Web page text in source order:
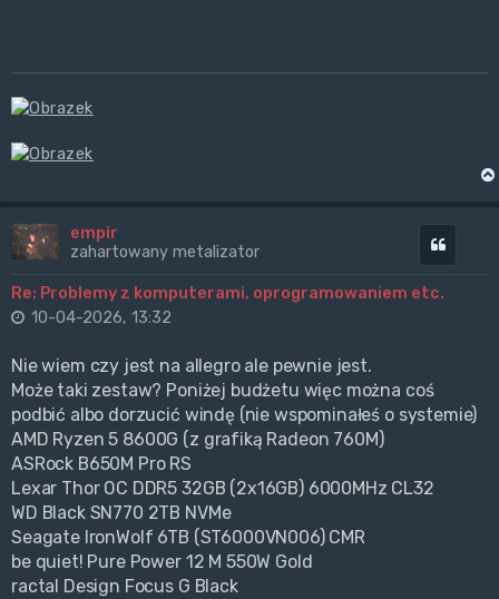
empir
zahartowany metalizator
Re: Problemy z komputerami, oprogramowaniem etc.
10-04-2026, 13:32
Nie wiem czy jest na allegro ale pewnie jest.
Może taki zestaw? Poniżej budżetu więc można coś
podbić albo dorzucić windę (nie wspominałeś o systemie)
AMD Ryzen 5 8600G (z grafiką Radeon 760M)
ASRock B650M Pro RS
Lexar Thor OC DDR5 32GB (2x16GB) 6000MHz CL32
WD Black SN770 2TB NVMe
Seagate IronWolf 6TB (ST6000VN006) CMR
be quiet! Pure Power 12 M 550W Gold
ractal Design Focus G Black